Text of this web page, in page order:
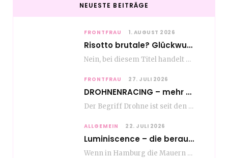
NEUESTE BEITRÄGE
FRONTFRAU 1. AUGUST 2026
Risotto brutale? Glückwunsch Axel Milberg zum 70. Geburtstag
Nein, bei diesem Titel handelt es sich nicht um eine Kochshow, oder vielleicht doch etwas.…
FRONTFRAU 27. JULI 2026
DROHNENRACING – mehr als ein hipper Nischensport
Der Begriff Drohne ist seit den andauernden weltweiten Kriegshandlungen seit Jahren in aller Munde. Und…
ALLGEMEIN 22. JULI 2026
Luminiscence – die berauschende Macht von klingenden Bildern
Wenn in Hamburg die Mauern zu sprechen beginnen, dann ist es die unverwechselbare, tiefsonore Stimme…